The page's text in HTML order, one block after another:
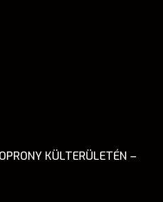
KÜLTERÜLETÉN –